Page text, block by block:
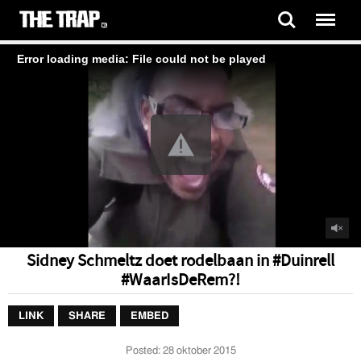
Error loading media: File could not be played
Sidney Schmeltz doet rodelbaan in #Duinrell
#WaarIsDeRem?!
LINK SHARE EMBED
Posted:28 oktober 2015